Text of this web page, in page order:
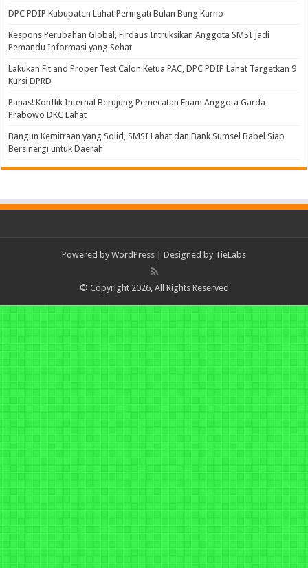
DPC PDIP Kabupaten Lahat Peringati Bulan Bung Karno
Respons Perubahan Global, Firdaus Intruksikan Anggota SMSI Jadi
Pemandu Informasi yang Sehat
Lakukan Fit and Proper Test Calon Ketua PAC, DPC PDIP Lahat Targetkan 9
Kursi DPRD
Panas! Konflik Internal Berujung Pemecatan Enam Anggota Garda
Prabowo DKC Lahat
Bangun Kemitraan yang Solid, SMSI Lahat dan Bank Sumsel Babel Siap
Bersinergi untuk Daerah
Powered by WordPress | Designed by TieLabs
© Copyright 2026, All Rights Reserved